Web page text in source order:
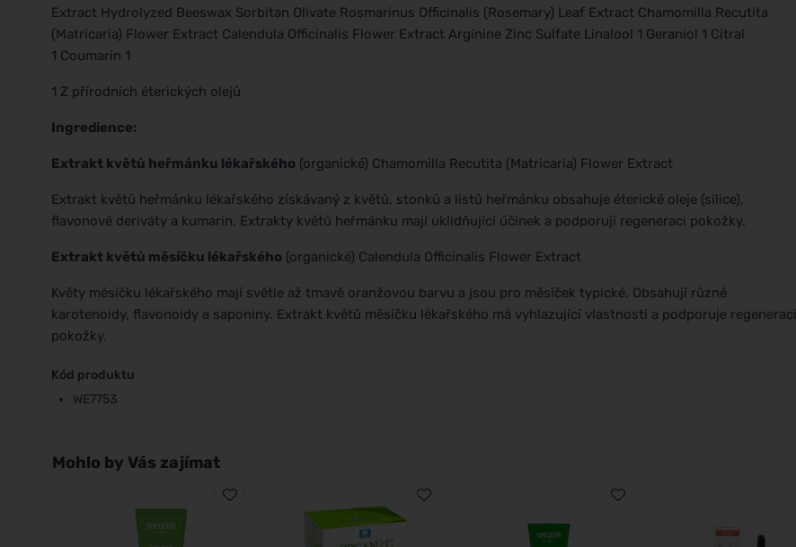
Extract Hydrolyzed Beeswax Sorbitan Olivate Rosmarinus Officinalis (Rosemary) Leaf Extract Chamomilla Recutita
(Matricaria) Flower Extract Calendula Officinalis Flower Extract Arginine Zinc Sulfate Linalool 1 Geraniol 1 Citral
1 Coumarin 1
1 Z přírodních éterických olejů
Ingredience:
Extrakt květů heřmánku lékařského (organické) Chamomilla Recutita (Matricaria) Flower Extract
Extrakt květů heřmánku lékařského získávaný z květů, stonků a listů heřmánku obsahuje éterické oleje (silice),
flavonové deriváty a kumarin. Extrakty květů heřmánku mají uklidňující účinek a podporují regeneraci pokožky.
Extrakt květů měsíčku lékařského (organické) Calendula Officinalis Flower Extract
Květy měsíčku lékařského mají světle až tmavě oranžovou barvu a jsou pro měsíček typické. Obsahují různé
karotenoidy, flavonoidy a saponiny. Extrakt květů měsíčku lékařského má vyhlazující vlastnosti a podporuje regeneraci
pokožky.
Kód produktu
WE7753
Mohlo by Vás zajímat